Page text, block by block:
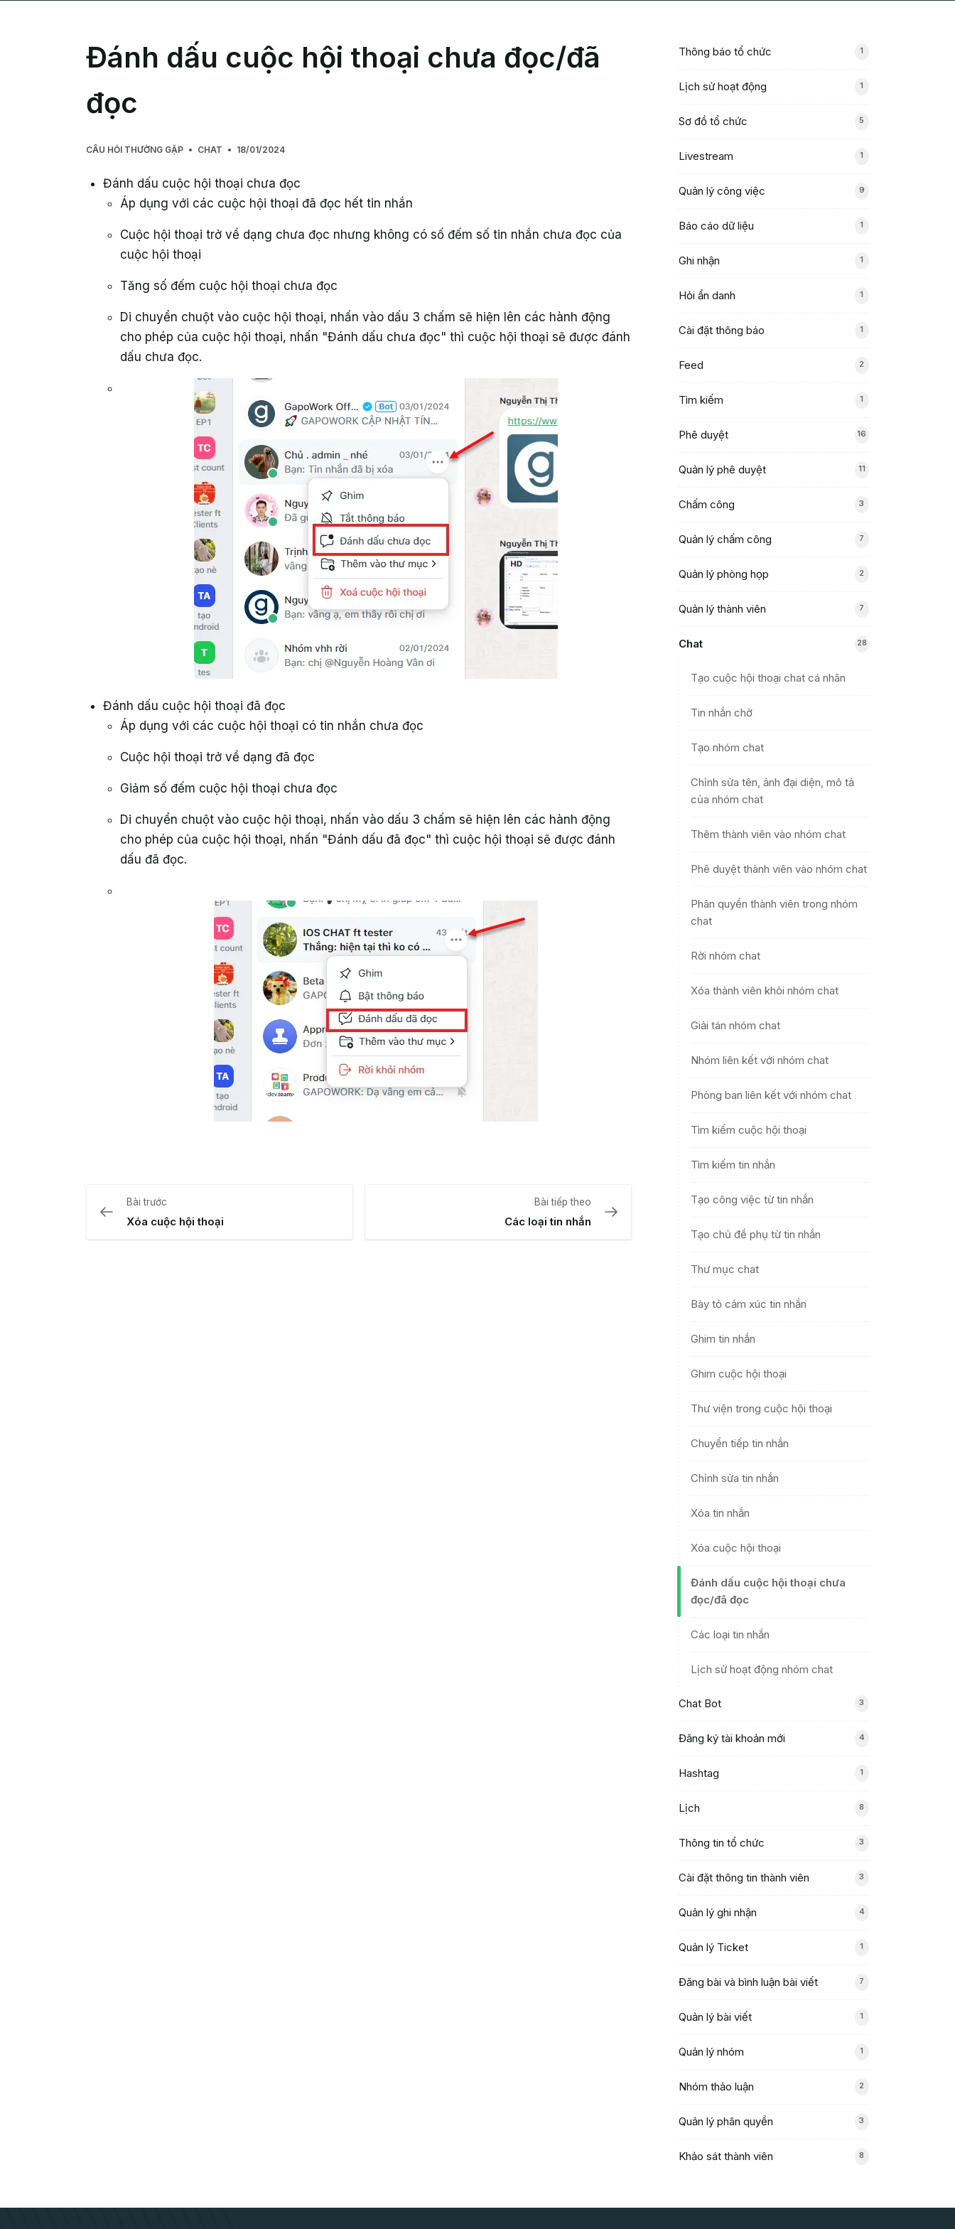
Đánh dấu cuộc hội thoại chưa đọc/đã
đọc
CÂU HỎI THƯỜNG GẶP CHAT 18/01/2024
Đánh dấu cuộc hội thoại chưa đọc
Áp dụng với các cuộc hội thoại đã đọc hết tin nhắn
Cuộc hội thoại trở về dạng chưa đọc nhưng không có số đếm số tin nhắn chưa đọc của
cuộc hội thoại
Tăng số đếm cuộc hội thoại chưa đọc
Di chuyển chuột vào cuộc hội thoại, nhấn vào dấu 3 chấm sẽ hiện lên các hành động
cho phép của cuộc hội thoại, nhấn "Đánh dấu chưa đọc" thì cuộc hội thoại sẽ được đánh
dấu chưa đọc.
Đánh dấu cuộc hội thoại đã đọc
Áp dụng với các cuộc hội thoại có tin nhắn chưa đọc
Cuộc hội thoại trở về dạng đã đọc
Giảm số đếm cuộc hội thoại chưa đọc
Di chuyển chuột vào cuộc hội thoại, nhấn vào dấu 3 chấm sẽ hiện lên các hành động
cho phép của cuộc hội thoại, nhấn "Đánh dấu đã đọc" thì cuộc hội thoại sẽ được đánh
dấu đã đọc.
Bài trước
Xóa cuộc hội thoại
Bài tiếp theo
Các loại tin nhắn
Thông báo tổ chức 1
Lịch sử hoạt động 1
Sơ đồ tổ chức 5
Livestream 1
Quản lý công việc 9
Báo cáo dữ liệu 1
Ghi nhận 1
Hỏi ẩn danh 1
Cài đặt thông báo 1
Feed 2
Tìm kiếm 1
Phê duyệt 16
Quản lý phê duyệt 11
Chấm công 3
Quản lý chấm công 7
Quản lý phòng họp 2
Quản lý thành viên 7
Chat 28
Tạo cuộc hội thoại chat cá nhân
Tin nhắn chờ
Tạo nhóm chat
Chỉnh sửa tên, ảnh đại diện, mô tả
của nhóm chat
Thêm thành viên vào nhóm chat
Phê duyệt thành viên vào nhóm chat
Phân quyền thành viên trong nhóm
chat
Rời nhóm chat
Xóa thành viên khỏi nhóm chat
Giải tán nhóm chat
Nhóm liên kết với nhóm chat
Phòng ban liên kết với nhóm chat
Tìm kiếm cuộc hội thoại
Tìm kiếm tin nhắn
Tạo công việc từ tin nhắn
Tạo chủ đề phụ từ tin nhắn
Thư mục chat
Bày tỏ cảm xúc tin nhắn
Ghim tin nhắn
Ghim cuộc hội thoại
Thư viện trong cuộc hội thoại
Chuyển tiếp tin nhắn
Chỉnh sửa tin nhắn
Xóa tin nhắn
Xóa cuộc hội thoại
Đánh dấu cuộc hội thoại chưa
đọc/đã đọc
Các loại tin nhắn
Lịch sử hoạt động nhóm chat
Chat Bot 3
Đăng ký tài khoản mới 4
Hashtag 1
Lịch 8
Thông tin tổ chức 3
Cài đặt thông tin thành viên 3
Quản lý ghi nhận 4
Quản lý Ticket 1
Đăng bài và bình luận bài viết 7
Quản lý bài viết 1
Quản lý nhóm 1
Nhóm thảo luận 2
Quản lý phân quyền 3
Khảo sát thành viên 8